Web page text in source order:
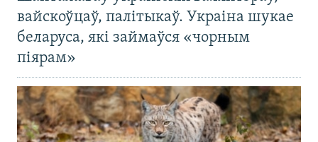
вайскоўцаў, палітыкаў. Украіна шукае
беларуса, які займаўся «чорным
піярам»